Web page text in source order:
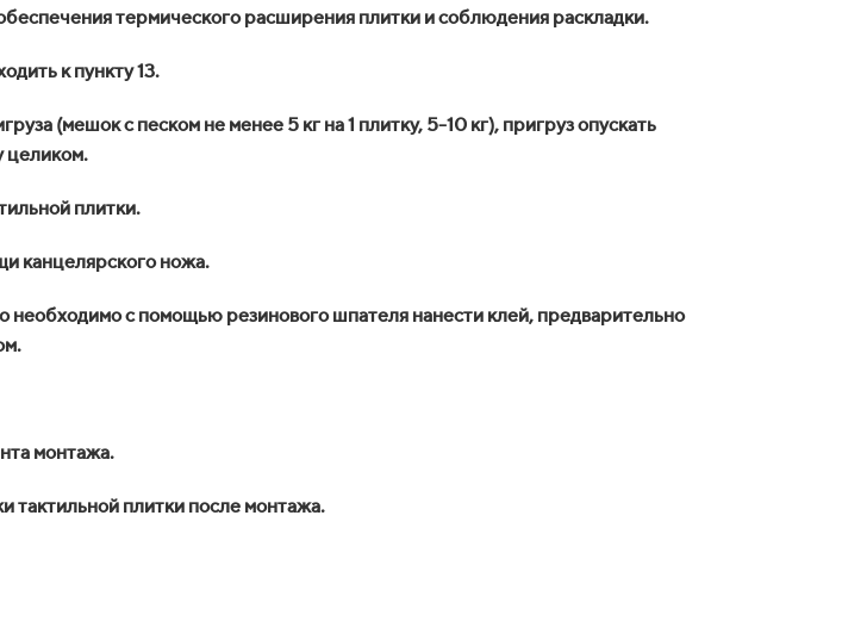
термического расширения плитки и соблюдения раскладки.
к пункту 13.
(мешок с песком не менее 5 кг на 1 плитку, 5-10 кг), пригруз опускать
целиком.
плитки.
канцелярского ножа.
необходимо с помощью резинового шпателя нанести клей, предварительно
монтажа.
тактильной плитки после монтажа.